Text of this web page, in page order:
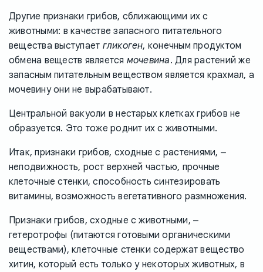
Другие признаки грибов, сближающими их с
животными: в качестве запасного питательного
вещества выступает гликоген, конечным продуктом
обмена веществ является мочевина. Для растений же
запасным питательным веществом является крахмал, а
мочевину они не вырабатывают.
Центральной вакуоли в нестарых клетках грибов не
образуется. Это тоже роднит их с животными.
Итак, признаки грибов, сходные с растениями, ‒
неподвижность, рост верхней частью, прочные
клеточные стенки, способность синтезировать
витамины, возможность вегетативного размножения.
Признаки грибов, сходные с животными, ‒
гетеротрофы (питаются готовыми органическими
веществами), клеточные стенки содержат вещество
хитин, который есть только у некоторых животных, в